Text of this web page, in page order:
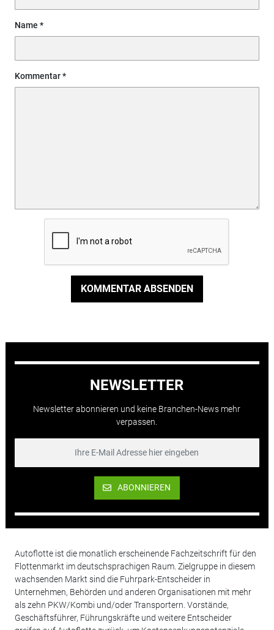
Name
Kommentar
KOMMENTAR ABSENDEN
NEWSLETTER
Newsletter abonnieren und keine Branchen-News mehr
verpassen.
ABONNIEREN
Autoflotte ist die monatlich erscheinende Fachzeitschrift für den
Flottenmarkt im deutschsprachigen Raum. Zielgruppe in diesem
wachsenden Markt sind die Fuhrpark-Entscheider in
Unternehmen, Behörden und anderen Organisationen mit mehr
als zehn PKW/Kombi und/oder Transportern. Vorstände,
Geschäftsführer, Führungskräfte und weitere Entscheider